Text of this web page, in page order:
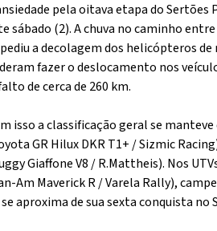
pela oitava etapa do
sábado (2). A chuva no caminho
a decolagem dos helicópteros
fazer o deslocamento nos
de cerca de 260 km.
isso a classificação geral se
GR Hilux DKR T1+ / Sizmic
Giaffone V8 / R.Mattheis). Nos
Am Maverick R / Varela Rally),
se aproxima de sua sexta conquista